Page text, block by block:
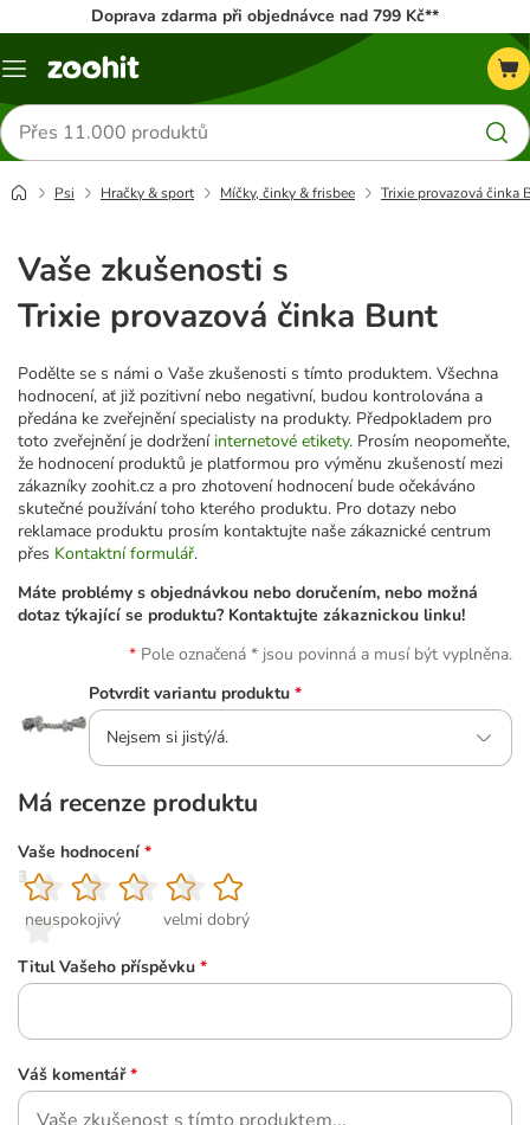
Doprava zdarma při objednávce nad 799 Kč**
Menu
Hledat
produkty
Psi Hračky & sport Míčky, činky & frisbee Trixie provazová činka
Vaše zkušenosti s
Trixie provazová činka Bunt
Podělte se s námi o Vaše zkušenosti s tímto produktem. Všechna
hodnocení, ať již pozitivní nebo negativní, budou kontrolována a
předána ke zveřejnění specialisty na produkty. Předpokladem pro
toto zveřejnění je dodržení internetové etikety. Prosím neopomeňte,
že hodnocení produktů je platformou pro výměnu zkušeností mezi
zákazníky zoohit.cz a pro zhotovení hodnocení bude očekáváno
skutečné používání toho kterého produktu. Pro dotazy nebo
reklamace produktu prosím kontaktujte naše zákaznické centrum
přes Kontaktní formulář.
Máte problémy s objednávkou nebo doručením, nebo možná
dotaz týkající se produktu? Kontaktujte zákaznickou linku!
Pole označená * jsou povinná a musí být vyplněna.
Potvrdit variantu produktu *
Nejsem si jistý/á.
Má recenze produktu
Vaše hodnocení *
1
neuspokojivý
2
3
4
5
velmi dobrý
Titul Vašeho příspěvku *
Váš komentář *